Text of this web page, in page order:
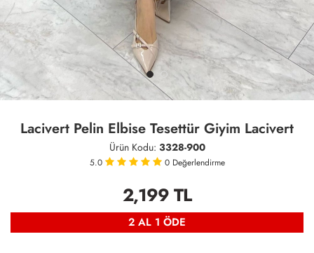
Lacivert Pelin Elbise Tesettür Giyim Lacivert
Ürün Kodu: 3328-900
5.0 0 Değerlendirme
2,199TL
2 AL 1 ÖDE